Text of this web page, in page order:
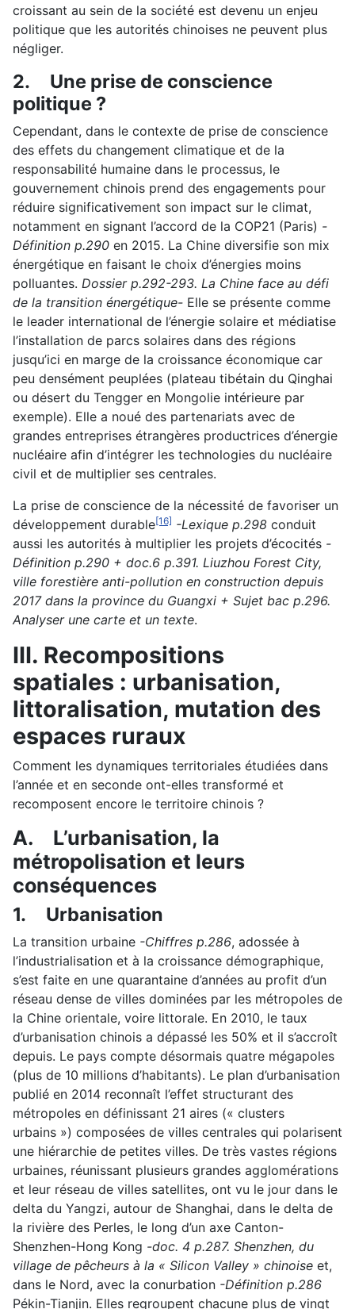
croissant au sein de la société est devenu un enjeu
politique que les autorités chinoises ne peuvent plus
négliger.
2. Une prise de conscience
politique ?
Cependant, dans le contexte de prise de conscience
des effets du changement climatique et de la
responsabilité humaine dans le processus, le
gouvernement chinois prend des engagements pour
réduire significativement son impact sur le climat,
notamment en signant l’accord de la COP21 (Paris) -
Définition p.290 en 2015. La Chine diversifie son mix
énergétique en faisant le choix d’énergies moins
polluantes. Dossier p.292-293. La Chine face au défi
de la transition énergétique- Elle se présente comme
le leader international de l’énergie solaire et médiatise
l’installation de parcs solaires dans des régions
jusqu’ici en marge de la croissance économique car
peu densément peuplées (plateau tibétain du Qinghai
ou désert du Tengger en Mongolie intérieure par
exemple). Elle a noué des partenariats avec de
grandes entreprises étrangères productrices d’énergie
nucléaire afin d’intégrer les technologies du nucléaire
civil et de multiplier ses centrales.
La prise de conscience de la nécessité de favoriser un
développement durable[16] -Lexique p.298 conduit
aussi les autorités à multiplier les projets d’écocités -
Définition p.290 + doc.6 p.391. Liuzhou Forest City,
ville forestière anti-pollution en construction depuis
2017 dans la province du Guangxi + Sujet bac p.296.
Analyser une carte et un texte.
III. Recompositions
spatiales : urbanisation,
littoralisation, mutation des
espaces ruraux
Comment les dynamiques territoriales étudiées dans
l’année et en seconde ont-elles transformé et
recomposent encore le territoire chinois ?
A. L’urbanisation, la
métropolisation et leurs
conséquences
1. Urbanisation
La transition urbaine -Chiffres p.286, adossée à
l’industrialisation et à la croissance démographique,
s’est faite en une quarantaine d’années au profit d’un
réseau dense de villes dominées par les métropoles de
la Chine orientale, voire littorale. En 2010, le taux
d’urbanisation chinois a dépassé les 50% et il s’accroît
depuis. Le pays compte désormais quatre mégapoles
(plus de 10 millions d’habitants). Le plan d’urbanisation
publié en 2014 reconnaît l’effet structurant des
métropoles en définissant 21 aires (« clusters
urbains ») composées de villes centrales qui polarisent
une hiérarchie de petites villes. De très vastes régions
urbaines, réunissant plusieurs grandes agglomérations
et leur réseau de villes satellites, ont vu le jour dans le
delta du Yangzi, autour de Shanghai, dans le delta de
la rivière des Perles, le long d’un axe Canton-
Shenzhen-Hong Kong -doc. 4 p.287. Shenzhen, du
village de pêcheurs à la « Silicon Valley » chinoise et,
dans le Nord, avec la conurbation -Définition p.286
Pékin-Tianjin. Elles regroupent chacune plus de vingt